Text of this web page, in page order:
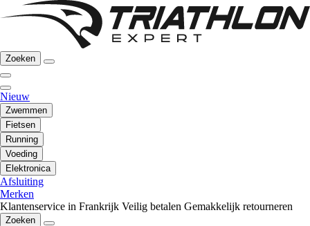
Zoeken
Nieuw
Zwemmen
Fietsen
Running
Voeding
Elektronica
Afsluiting
Merken
Klantenservice in Frankrijk Veilig betalen Gemakkelijk retourneren
Zoeken